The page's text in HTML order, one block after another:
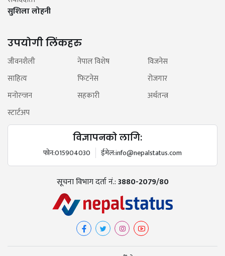
सुशिला लोहनी
उपयोगी लिंकहरु
जीवनशैली नेपाल विशेष
विजनेस
साहित्य
फिटनेस
रोजगार
मनोरन्जन
सहकारी
अर्थतन्त्र
स्टार्टअप
विज्ञापनको लागि:
फोन:015904030 ईमेल:info@nepalstatus.com
सूचना विभाग दर्ता नं.:3880-2079/80